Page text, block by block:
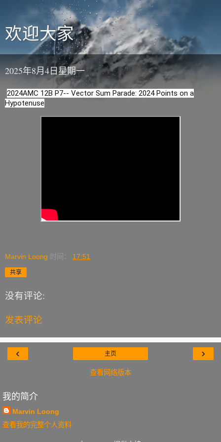
欢迎大家
2025年8月4日星期一
2024AMC 12B P7-- Vector Sum Parade: 2024 Points on a
Hypotenuse
Marvin Loong 时间： 17:51
共享
没有评论:
发表评论
‹ ›
主页
查看网络版本
我的简介
Marvin Loong
查看我的完整个人资料